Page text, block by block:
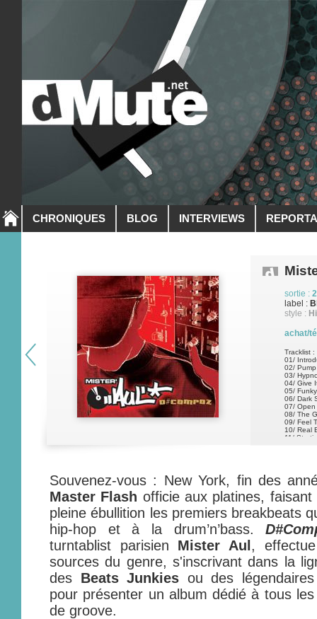
CHRONIQUES BLOG INTERVIEWS
sortie :
label :
style :
achat/
Tracklist :
01/
02/
03/
04/ Give
05/
06/ Dark
07/ Open
08/ The
09/ Feel
10/ Real
11/
Souvenez-vous : New York, fin des
Master Flash officie aux platines,
pleine ébullition les premiers breakbeats
hip-hop et à la drum’n’bass.
turntablist parisien Mister Aul ,
sources du genre, s'inscrivant dans la
des Beats Junkies ou des
pour présenter un album dédié à tous
de groove.